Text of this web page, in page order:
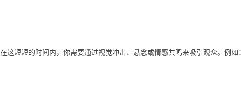
在这短短的时间内，你需要通过视觉冲击、悬念或情感共鸣来吸引观众。例如：